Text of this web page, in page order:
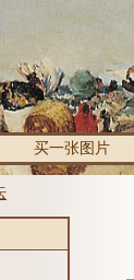
买一张图片